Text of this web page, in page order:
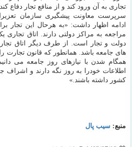
تجاری به آن ورود کند و از منافع تجار دفاع
سرپرست معاونت پیشگیری سازمان
ادامه اظهار داشت: «به هرحال این تجار
مراجعه به مراکز دولتی دارند. اتاق تجاری
دولت و تجار است. از طرف دیگر اتاق
های جامعه باشد. همانطور که قانون تجارت
همگام شدن با نیازهای روز جامعه می
اطلاعات خودرا به روز نگه دارند و اشراف
کشور داشته باشند.»
منبع: سیب پال